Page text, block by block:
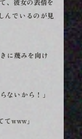
、彼女の表情を
んでいるのが見
に蔑みを向け
ないから！」
www」